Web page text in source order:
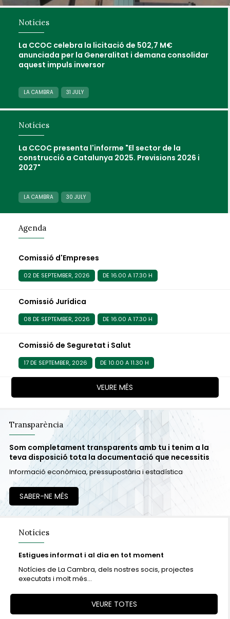
Notícies
La CCOC celebra la licitació de 502,7 M€
anunciada per la Generalitat i demana consolidar
aquest impuls inversor
LA CAMBRA 31 JULY
Notícies
La CCOC presenta l'informe "El sector de la
construcció a Catalunya 2025. Previsions 2026 i
2027"
LA CAMBRA 30 JULY
Agenda
Comissió d'Empreses
02 DE SEPTEMBER, 2026 DE 16.00 A 17.30 H
Comissió Jurídica
08 DE SEPTEMBER, 2026 DE 16.00 A 17.30 H
Comissió de Seguretat i Salut
17 DE SEPTEMBER, 2026 DE 10.00 A 11.30 H
VEURE MÉS
Transparència
Som completament transparents amb tu i tenim a la
teva disposició tota la documentació que necessitis
Informació econòmica, pressupostària i estadística
SABER-NE MÉS
Notícies
Estigues informat i al dia en tot moment
Notícies de La Cambra, dels nostres socis, projectes
executats i molt més...
VEURE TOTES